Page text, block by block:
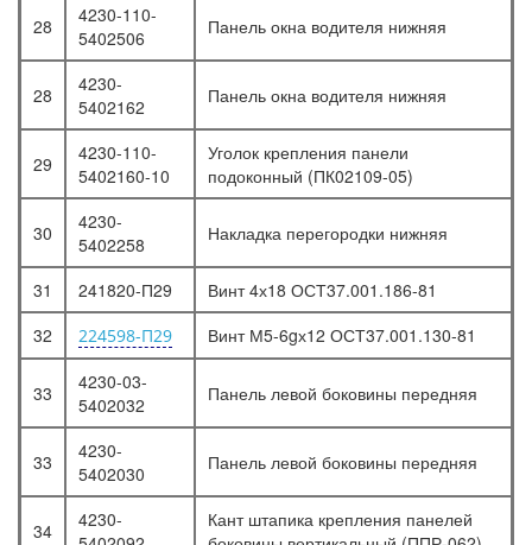
28
4230-110-
5402506
Панель окна водителя нижняя
28
4230-
5402162
Панель окна водителя нижняя
29
4230-110-
5402160-10
Уголок крепления панели
подоконный (ПК02109-05)
30
4230-
5402258
Накладка перегородки нижняя
31 241820-П29
Винт 4х18 ОСТ37.001.186-81
32
224598-П29 Винт М5-6gх12 ОСТ37.001.130-81
33
4230-03-
5402032
Панель левой боковины передняя
33
4230-
5402030
Панель левой боковины передняя
34
4230-
Кант штапика крепления панелей